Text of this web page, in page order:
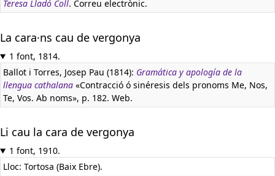
Teresa Lladó Coll. Correu electrònic.
La cara·ns cau de vergonya
1 font, 1814.
Ballot i Torres, Josep Pau (1814): Gramática y apología de la
llengua cathalana «Contracció ó sinéresis dels pronoms Me, Nos,
Te, Vos. Ab noms», p. 182. Web.
Li cau la cara de vergonya
1 font, 1910.
Lloc: Tortosa (Baix Ebre).